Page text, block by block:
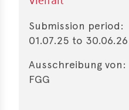
Submission period:
01.07.25 to 30.06.26
Ausschreibung von:
FGG